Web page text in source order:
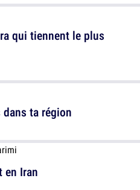
qui tiennent le plus
en Iran
ta région